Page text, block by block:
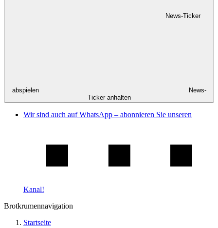
News-Ticker
abspielen
News-
Ticker anhalten
Wir sind auch auf WhatsApp – abonnieren Sie unseren
Kanal!
Brotkrumennavigation
Startseite